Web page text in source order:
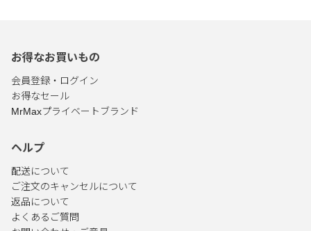
お得なお買いもの
会員登録・ログイン
お得なセール
MrMaxプライベートブランド
ヘルプ
配送について
ご注文のキャンセルについて
返品について
よくあるご質問